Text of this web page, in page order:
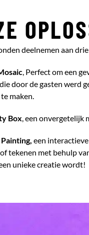
deelnemen aan
, Perfect om een
door de gasten werd
maken.
Box, een onvergetelijk
een
tekenen met behulp
unieke creatie wordt!